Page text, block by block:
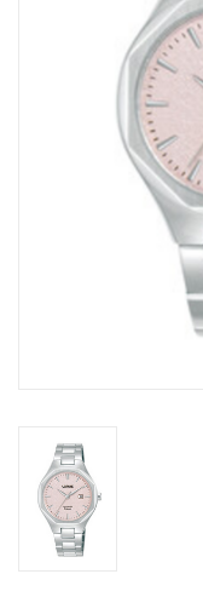
Merken
Cadeaukaarten